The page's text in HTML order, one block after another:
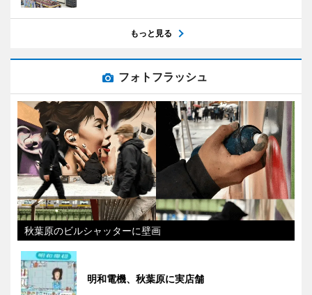
もっと見る
フォトフラッシュ
秋葉原のビルシャッターに壁画
明和電機、秋葉原に実店舗